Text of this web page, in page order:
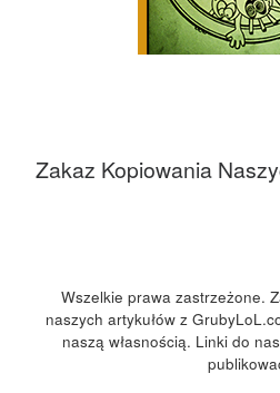
Zakaz Kopiowania
Wszelkie prawa zastrzeżone.
naszych artykułów z
naszą własnością. Linki do